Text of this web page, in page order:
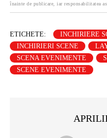
înainte de publicare, iar responsabilitatea
ETICHETE:
INCHIRIERE
INCHIRIERI SCENE
SCENA EVENIMENTE
SCENE EVENIMENTE